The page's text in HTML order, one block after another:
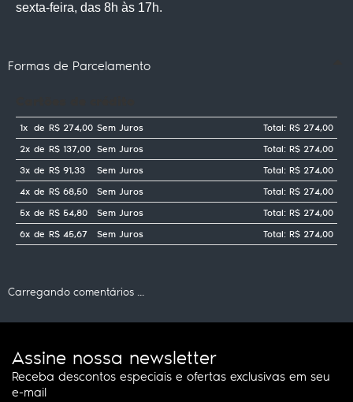
sexta-feira, das 8h às 17h.
Formas de Parcelamento
1x de R$ 274,00 Sem Juros
Total: R$ 274,00
2x de R$ 137,00 Sem Juros
Total: R$ 274,00
3x de R$ 91,33 Sem Juros
Total: R$ 274,00
4x de R$ 68,50 Sem Juros
Total: R$ 274,00
5x de R$ 54,80 Sem Juros
Total: R$ 274,00
6x de R$ 45,67 Sem Juros Total: R$ 274,00
Carregando comentários ...
Assine nossa newsletter
Receba descontos especiais e ofertas exclusivas em seu
e-mail